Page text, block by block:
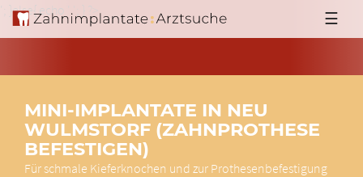
'; }else{ echo ' '; } ?> ☰
MINI-IMPLANTATE IN NEU
WULMSTORF (ZAHNPROTHESE
BEFESTIGEN)
Für schmale Kieferknochen und zur Prothesenbefestigung